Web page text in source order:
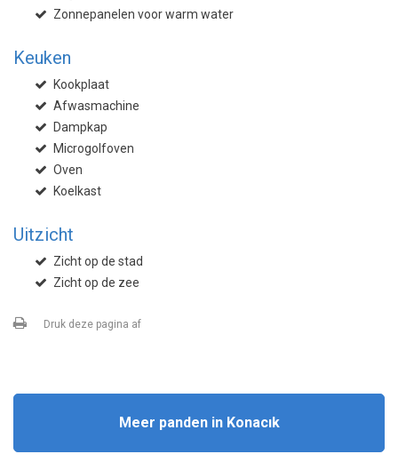
Zonnepanelen voor warm water
Keuken
Kookplaat
Afwasmachine
Dampkap
Microgolfoven
Oven
Koelkast
Uitzicht
Zicht op de stad
Zicht op de zee
Druk deze pagina af
Meer panden in Konacık